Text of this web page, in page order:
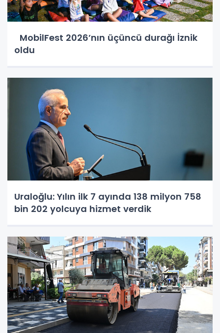
MobilFest 2026’nın üçüncü durağı İznik
oldu
Uraloğlu: Yılın ilk 7 ayında 138 milyon 758
bin 202 yolcuya hizmet verdik